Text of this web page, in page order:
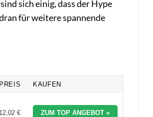
sich einig, dass der Hype
für weitere spannende
PREIS KAUFEN
12,02 € ZUM TOP ANGEBOT »